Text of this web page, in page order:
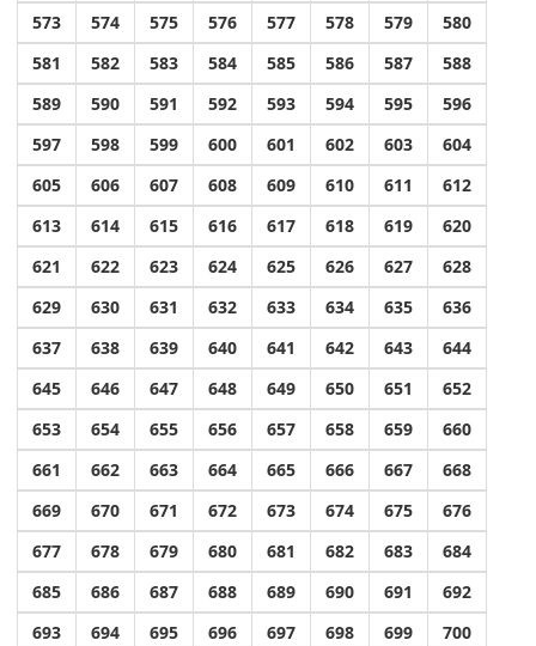
573
574 575 576 577 578 579
580
581
582 583 584 585 586 587
588
589
590 591 592 593 594 595
596
597
598 599 600 601 602 603
604
605
606 607 608 609 610 611
612
613
614 615 616 617 618 619
620
621
622 623 624 625 626 627
628
629
630 631 632 633 634 635
636
637
638 639 640 641 642 643
644
645
646 647 648 649 650 651
652
653
654 655 656 657 658 659
660
661
662 663 664 665 666 667
668
669
670 671 672 673 674 675
676
677
678 679 680 681 682 683
684
685
686 687 688 689 690 691
692
693
694 695 696 697 698 699
700